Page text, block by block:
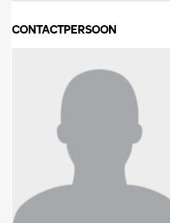
CONTACTPERSOON